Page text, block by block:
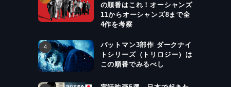
の順番はこれ！オーシャンズ
11からオーシャンズ8まで全
4作を考察
バットマン3部作 ダークナイ
トシリーズ（トリロジー）は
この順番でみるべし